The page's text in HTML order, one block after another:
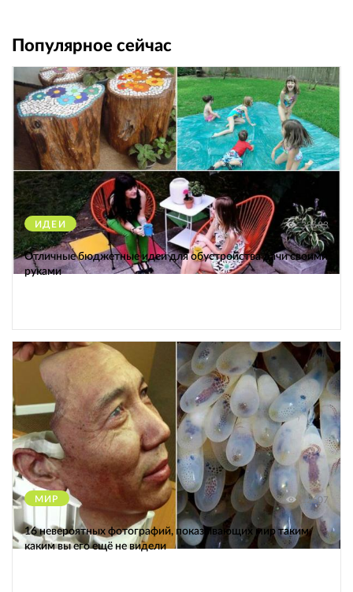
Популярное сейчас
ИДЕИ 38683
Отличные бюджетные идеи для обустройства дачи своими
руками
МИР 12607
16 невероятных фотографий, показывающих мир таким,
каким вы его ещё не видели